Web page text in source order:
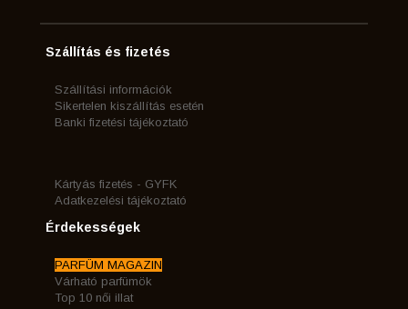
Szállítás és fizetés
Szállítási információk
Sikertelen kiszállítás esetén
Banki fizetési tájékoztató
Kártyás fizetés - GYFK
Adatkezelési tájékoztató
Érdekességek
PARFÜM MAGAZIN
Várható parfümök
Top 10 női illat